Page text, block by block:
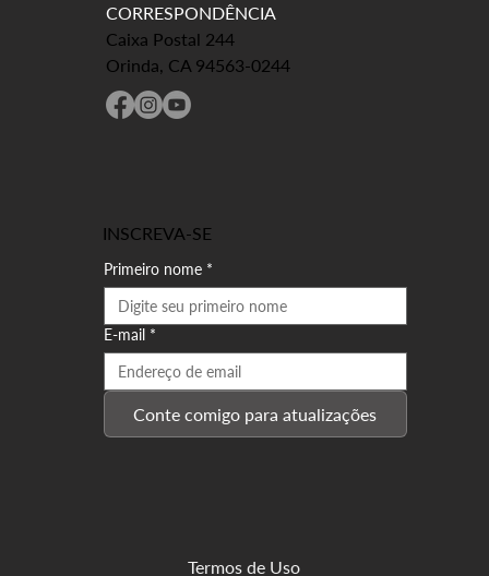
CORRESPONDÊNCIA
Caixa Postal 244
Orinda, CA 94563-0244
INSCREVA-SE
Primeiro nome *
E-mail *
Conte comigo para atualizações
Termos de Uso